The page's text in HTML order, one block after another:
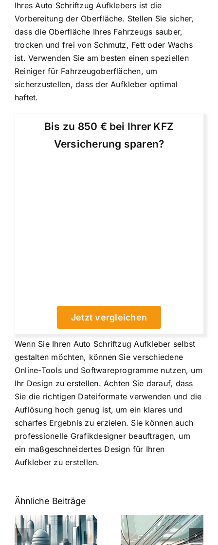
Ihres Auto Schriftzug Aufklebers ist die
Vorbereitung der Oberfläche. Stellen Sie sicher,
dass die Oberfläche Ihres Fahrzeugs sauber,
trocken und frei von Schmutz, Fett oder Wachs
ist. Verwenden Sie am besten einen speziellen
Reiniger für Fahrzeugoberflächen, um
sicherzustellen, dass der Aufkleber optimal
haftet.
Bis zu 850 € bei Ihrer KFZ
Versicherung sparen?
Jetzt vergleichen
Wenn Sie Ihren Auto Schriftzug Aufkleber selbst
gestalten möchten, können Sie verschiedene
Online-Tools und Softwareprogramme nutzen, um
Ihr Design zu erstellen. Achten Sie darauf, dass
Sie die richtigen Dateiformate verwenden und die
Auflösung hoch genug ist, um ein klares und
scharfes Ergebnis zu erzielen. Sie können auch
professionelle Grafikdesigner beauftragen, um
ein maßgeschneidertes Design für Ihren
Aufkleber zu erstellen.
Ähnliche Beiträge
5 Gründe,
warum
Nanoversiegelung
7